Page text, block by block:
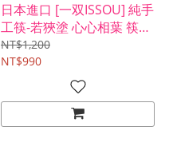
日本進口 [一双ISSOU] 純手
工筷-若狹塗 心心相葉 筷子
二入婚宴賀禮(附袋)
NT$1,200
NT$990